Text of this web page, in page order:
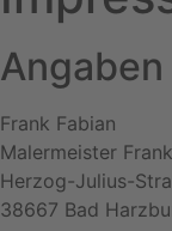
Frank Fabian
Malermeister
Herzog-Julius-
38667 Bad